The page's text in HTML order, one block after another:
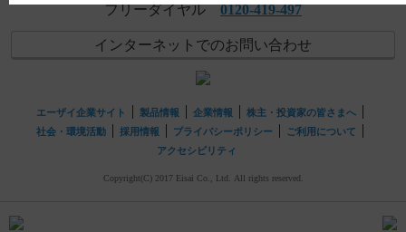
フリーダイヤル0120-419-497
インターネットでのお問い合わせ
エーザイ企業サイト 製品情報 企業情報
株主・投資家の皆さまへ
社会・環境活動
採用情報 プライバシーポリシー
ご利用について
アクセシビリティ
Copyright(C) 2017 Eisai Co., Ltd. All rights reserved.